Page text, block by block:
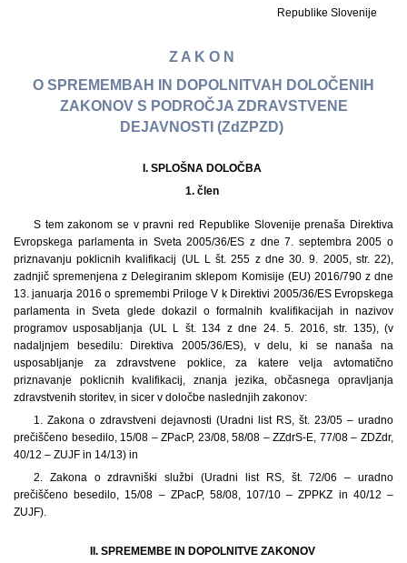
Republike Slovenije
Z A K O N
O SPREMEMBAH IN DOPOLNITVAH DOLOČENIH
ZAKONOV S PODROČJA ZDRAVSTVENE
DEJAVNOSTI (ZdZPZD)
I. SPLOŠNA DOLOČBA
1. člen
S tem zakonom se v pravni red Republike Slovenije prenaša Direktiva
Evropskega parlamenta in Sveta 2005/36/ES z dne 7. septembra 2005 o
priznavanju poklicnih kvalifikacij (UL L št. 255 z dne 30. 9. 2005, str. 22),
zadnjič spremenjena z Delegiranim sklepom Komisije (EU) 2016/790 z dne
13. januarja 2016 o spremembi Priloge V k Direktivi 2005/36/ES Evropskega
parlamenta in Sveta glede dokazil o formalnih kvalifikacijah in nazivov
programov usposabljanja (UL L št. 134 z dne 24. 5. 2016, str. 135), (v
nadaljnjem besedilu: Direktiva 2005/36/ES), v delu, ki se nanaša na
usposabljanje za zdravstvene poklice, za katere velja avtomatično
priznavanje poklicnih kvalifikacij, znanja jezika, občasnega opravljanja
zdravstvenih storitev, in sicer v določbe naslednjih zakonov:
1. Zakona o zdravstveni dejavnosti (Uradni list RS, št. 23/05 – uradno
prečiščeno besedilo, 15/08 – ZPacP, 23/08, 58/08 – ZZdrS-E, 77/08 – ZDZdr,
40/12 – ZUJF in 14/13) in
2. Zakona o zdravniški službi (Uradni list RS, št. 72/06 – uradno
prečiščeno besedilo, 15/08 – ZPacP, 58/08, 107/10 – ZPPKZ in 40/12 –
ZUJF).
II. SPREMEMBE IN DOPOLNITVE ZAKONOV